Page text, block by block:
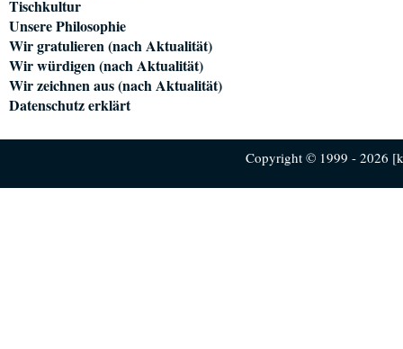
Tischkultur
Unsere Philosophie
Wir gratulieren (nach Aktualität)
Wir würdigen (nach Aktualität)
Wir zeichnen aus (nach Aktualität)
Datenschutz erklärt
Copyright © 1999 - 2026